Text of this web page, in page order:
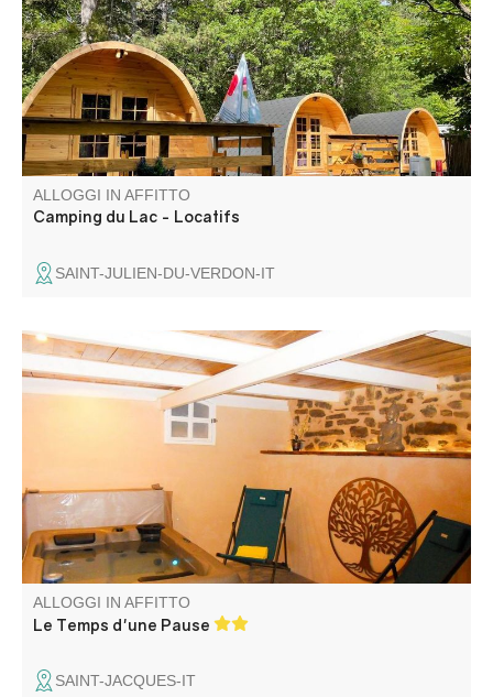
cottage, spuntini, colazioni e un facile accesso alle attività
all'aperto (paddle, bicicletta).
ALLOGGI IN AFFITTO
Camping du Lac - Locatifs
SAINT-JULIEN-DU-VERDON-IT
In un piccolo vicolo pedonale, questa casa bifamiliare
ristrutturata con gusto presenta una magnifica sala con
pietra a vista e una spa privata.
ALLOGGI IN AFFITTO
Le Temps d'une Pause
SAINT-JACQUES-IT